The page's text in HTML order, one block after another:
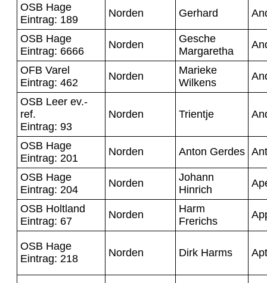
OSB Hage
Eintrag: 189
Norden Gerhard
OSB Hage
Eintrag: 6666
Norden
Gesche
Margaretha
OFB Varel
Eintrag: 462
Norden
Marieke
Wilkens
OSB Leer ev.-
ref.
Eintrag: 93
Norden Trientje
OSB Hage
Eintrag: 201
Norden Anton Gerdes
OSB Hage
Eintrag: 204
Norden
Johann
Hinrich
OSB Holtland
Eintrag: 67
Norden
Harm
Frerichs
OSB Hage
Eintrag: 218
Norden Dirk Harms